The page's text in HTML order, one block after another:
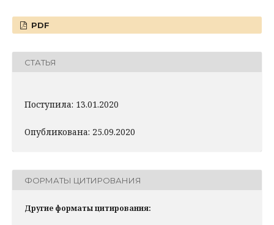
PDF
СТАТЬЯ
Поступила: 13.01.2020
Опубликована: 25.09.2020
ФОРМАТЫ ЦИТИРОВАНИЯ
Другие форматы цитирования: